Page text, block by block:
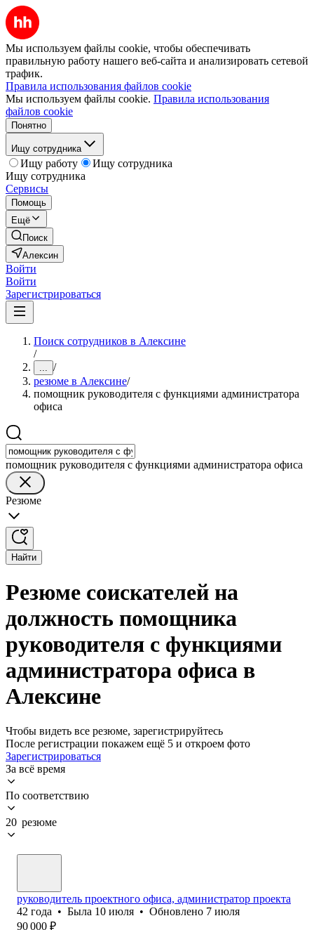
Мы используем файлы cookie, чтобы обеспечивать
правильную работу нашего веб-сайта и анализировать сетевой
трафик.
Правила использования файлов cookie
Мы используем файлы cookie. Правила использования
файлов cookie
Понятно
Ищу сотрудника
Ищу работу
Ищу сотрудника
Ищу сотрудника
Сервисы
Помощь
Ещё
Поиск
Алексин
Войти
Войти
Зарегистрироваться
Поиск сотрудников в Алексине
/
... /
резюме в Алексине/
помощник руководителя с функциями администратора
офиса
помощник руководителя с функциями администратора офиса
Резюме
Найти
Резюме соискателей на
должность помощника
руководителя с функциями
администратора офиса в
Алексине
Чтобы видеть все резюме, зарегистрируйтесь
После регистрации покажем ещё 5 и откроем фото
Зарегистрироваться
За всё время
По соответствию
20 резюме
руководитель проектного офиса, администратор проекта
42 года • Была 10 июля • Обновлено 7 июля
90 000 ₽